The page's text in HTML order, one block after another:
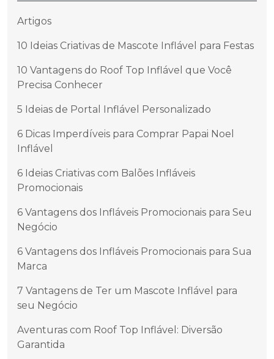
Artigos
10 Ideias Criativas de Mascote Inflável para Festas
10 Vantagens do Roof Top Inflável que Você
Precisa Conhecer
5 Ideias de Portal Inflável Personalizado
6 Dicas Imperdíveis para Comprar Papai Noel
Inflável
6 Ideias Criativas com Balões Infláveis
Promocionais
6 Vantagens dos Infláveis Promocionais para Seu
Negócio
6 Vantagens dos Infláveis Promocionais para Sua
Marca
7 Vantagens de Ter um Mascote Inflável para
seu Negócio
Aventuras com Roof Top Inflável: Diversão
Garantida